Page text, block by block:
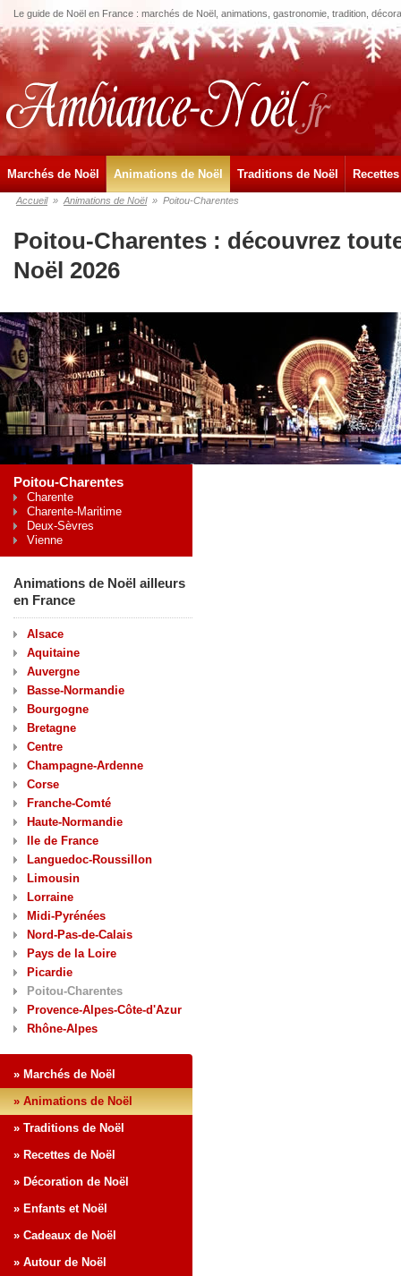
Le guide de Noël en France : marchés de Noël, animations, gastronomie, tradition,
Marchés de Noël Animations de Noël Traditions de Noël
Accueil » Animations de Noël » Poitou-Charentes
Poitou-Charentes : découvrez
Noël 2026
Poitou-Charentes
Charente
Charente-Maritime
Deux-Sèvres
Vienne
Animations de Noël ailleurs
en France
Alsace
Aquitaine
Auvergne
Basse-Normandie
Bourgogne
Bretagne
Centre
Champagne-Ardenne
Corse
Franche-Comté
Haute-Normandie
Ile de France
Languedoc-Roussillon
Limousin
Lorraine
Midi-Pyrénées
Nord-Pas-de-Calais
Pays de la Loire
Picardie
Poitou-Charentes
Provence-Alpes-Côte-d'Azur
Rhône-Alpes
» Marchés de Noël
» Animations de Noël
» Traditions de Noël
» Recettes de Noël
» Décoration de Noël
» Enfants et Noël
» Cadeaux de Noël
» Autour de Noël